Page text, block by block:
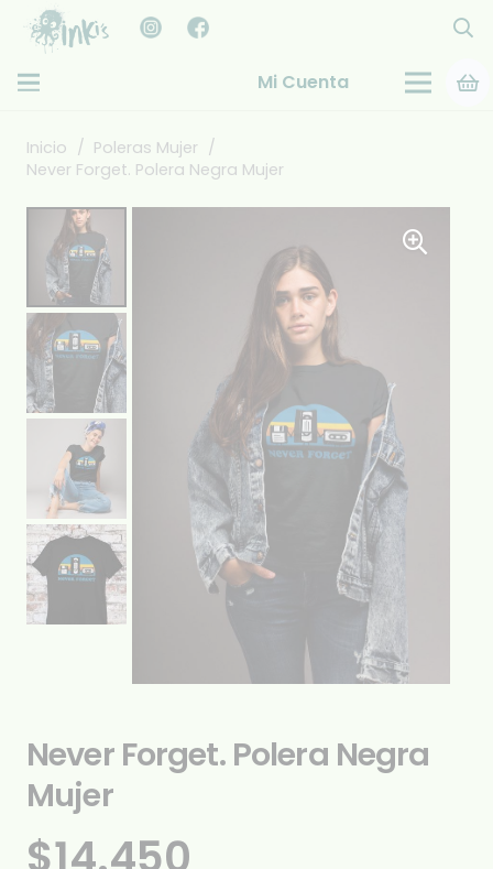
Mi Cuenta
Inicio / Poleras Mujer /
Never Forget. Polera Negra Mujer
Never Forget. Polera Negra
Mujer
$14.450